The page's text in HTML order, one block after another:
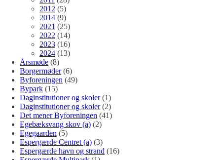
2012 (5)
2014 (9)
2021 (25)
2022 (14)
2023 (16)
2024 (13)
Årsmøde (8)
Borgermøder(6)
Byforeningen (49)
Bypark (15)
Daginstitutioner og skoler(1)
Daginstitutioner og skoler(2)
Det mener Byforeningen (41)
Egebæksvang skov (a) (2)
Egegaarden (5)
Espergærde Centret (a) (3)
Espergærde havn og strand (16)